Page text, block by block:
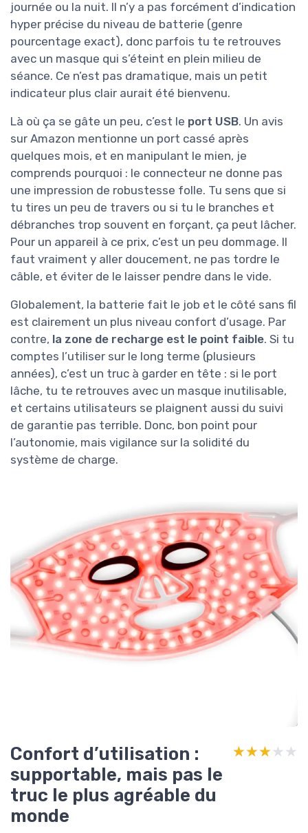
journée ou la nuit. Il n’y a pas forcément d’indication
hyper précise du niveau de batterie (genre
pourcentage exact), donc parfois tu te retrouves
avec un masque qui s’éteint en plein milieu de
séance. Ce n’est pas dramatique, mais un petit
indicateur plus clair aurait été bienvenu.
Là où ça se gâte un peu, c’est le port USB. Un avis
sur Amazon mentionne un port cassé après
quelques mois, et en manipulant le mien, je
comprends pourquoi : le connecteur ne donne pas
une impression de robustesse folle. Tu sens que si
tu tires un peu de travers ou si tu le branches et
débranches trop souvent en forçant, ça peut lâcher.
Pour un appareil à ce prix, c’est un peu dommage. Il
faut vraiment y aller doucement, ne pas tordre le
câble, et éviter de le laisser pendre dans le vide.
Globalement, la batterie fait le job et le côté sans fil
est clairement un plus niveau confort d’usage. Par
contre, la zone de recharge est le point faible. Si tu
comptes l’utiliser sur le long terme (plusieurs
années), c’est un truc à garder en tête : si le port
lâche, tu te retrouves avec un masque inutilisable,
et certains utilisateurs se plaignent aussi du suivi
de garantie pas terrible. Donc, bon point pour
l’autonomie, mais vigilance sur la solidité du
système de charge.
Confort d’utilisation :
supportable, mais pas le
truc le plus agréable du
monde
★★★★★
★★★★★